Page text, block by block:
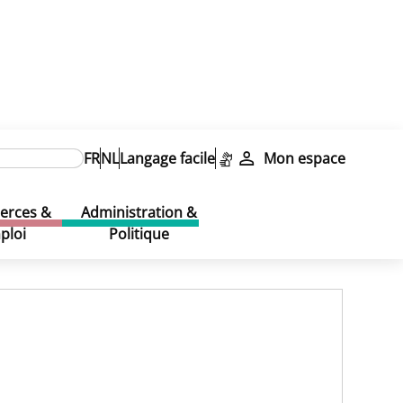
FRNLLangage facile Mon espace
&
Administration &
Politique